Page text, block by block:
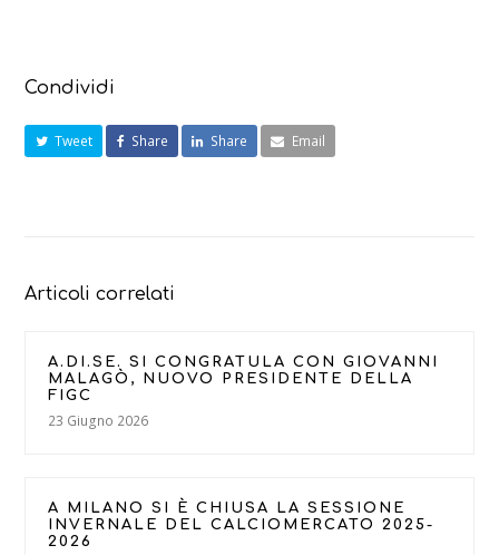
Condividi
Tweet Share Share Email
Articoli correlati
A.DI.SE. SI CONGRATULA CON GIOVANNI
MALAGÒ, NUOVO PRESIDENTE DELLA
FIGC
23 Giugno 2026
A MILANO SI È CHIUSA LA SESSIONE
INVERNALE DEL CALCIOMERCATO 2025-
2026